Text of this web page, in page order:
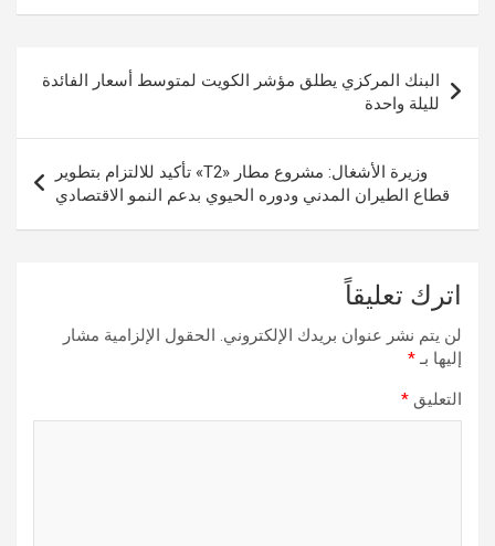
المقالات
البنك المركزي يطلق مؤشر الكويت لمتوسط أسعار الفائدة
لليلة واحدة
وزيرة الأشغال: مشروع مطار «T2» تأكيد للالتزام بتطوير
قطاع الطيران المدني ودوره الحيوي بدعم النمو الاقتصادي
اترك تعليقاً
لن يتم نشر عنوان بريدك الإلكتروني. الحقول الإلزامية مشار
إليها بـ*
التعليق *